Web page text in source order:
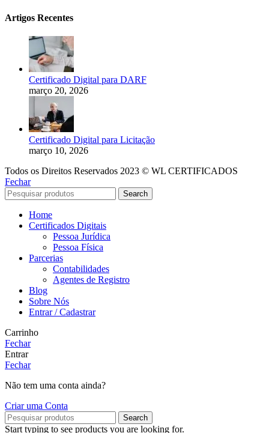
Artigos Recentes
Certificado Digital para DARF
março 20, 2026
Certificado Digital para Licitação
março 10, 2026
Todos os Direitos Reservados 2023 © WL CERTIFICADOS
Fechar
Search
Home
Certificados Digitais
Pessoa Jurídica
Pessoa Física
Parcerias
Contabilidades
Agentes de Registro
Blog
Sobre Nós
Entrar / Cadastrar
Carrinho
Fechar
Entrar
Fechar
Não tem uma conta ainda?
Criar uma Conta
Search
Start typing to see products you are looking for.